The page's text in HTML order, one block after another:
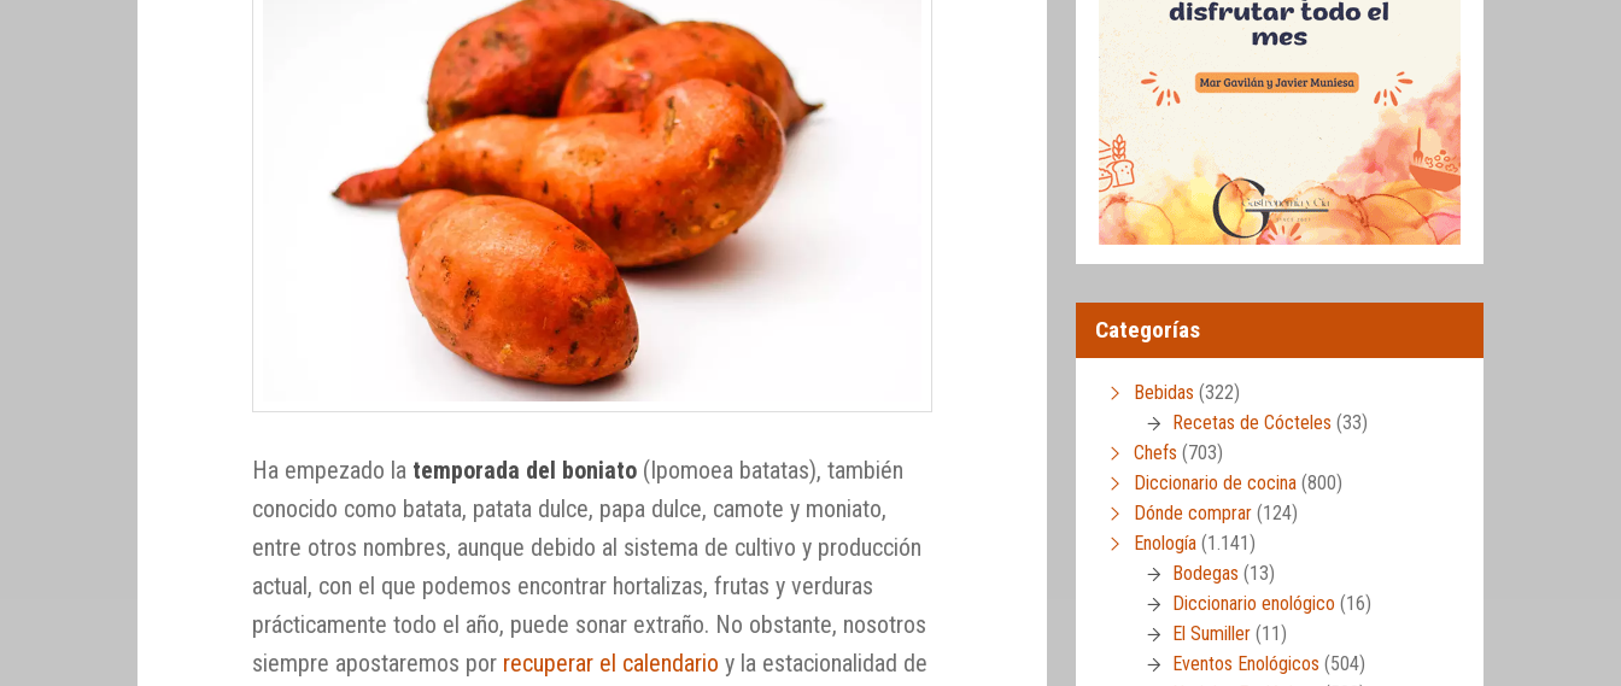
Ha empezado la temporada del boniato (Ipomoea batatas), también
conocido como batata, patata dulce, papa dulce, camote y moniato,
entre otros nombres, aunque debido al sistema de cultivo y producción
actual, con el que podemos encontrar hortalizas, frutas y verduras
prácticamente todo el año, puede sonar extraño. No obstante, nosotros
siempre apostaremos por recuperar el calendario y la estacionalidad de
Categorías
Bebidas (322)
Recetas de Cócteles (33)
Chefs (703)
Diccionario de cocina (800)
Dónde comprar (124)
Enología (1.141)
Bodegas (13)
Diccionario enológico (16)
El Sumiller (11)
Eventos Enológicos (504)